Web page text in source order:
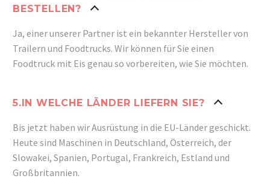
BESTELLEN?
Ja, einer unserer Partner ist ein bekannter Hersteller von
Trailern und Foodtrucks. Wir können für Sie einen
Foodtruck mit Eis genau so vorbereiten, wie Sie möchten.
5.IN WELCHE LÄNDER LIEFERN SIE?
Bis jetzt haben wir Ausrüstung in die EU-Länder geschickt.
Heute sind Maschinen in Deutschland, Österreich, der
Slowakei, Spanien, Portugal, Frankreich, Estland und
Großbritannien.